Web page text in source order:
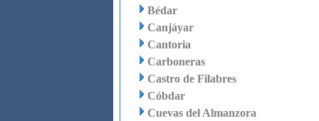
Bédar
Canjáyar
Cantoria
Carboneras
Castro de Filabres
Cóbdar
Cuevas del Almanzora